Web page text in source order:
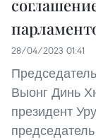
28/04/2023 01:41
Выонг Динь
президент